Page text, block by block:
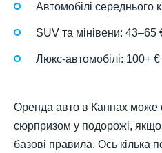
Автомобілі середнього
SUV та мінівени: 43–65
Люкс-автомобілі: 100+
Оренда авто в Каннах може
сюрпризом у подорожі, якщо
базові правила. Ось кілька